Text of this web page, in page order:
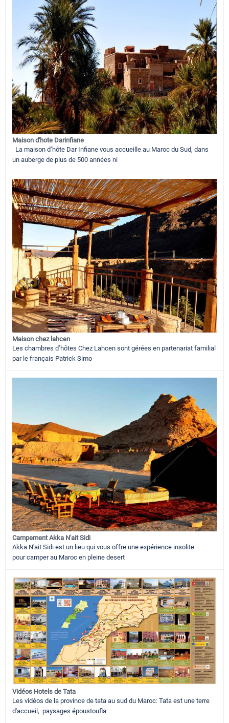
Maison d'hote Darinfiane
La maison d’hôte Dar Infiane vous accueille au Maroc du Sud, dans
un auberge de plus de 500 années ni
Maison chez lahcen
Les chambres d’hôtes Chez Lahcen sont gérées en partenariat familial
par le français Patrick Simo
Campement Akka N'ait Sidi
Akka N'ait Sidi est un lieu qui vous offre une expérience insolite
pour camper au Maroc en pleine desert
Vidéos Hotels de Tata
Les vidéos de la province de tata au sud du Maroc: Tata est une terre
d'accueil, paysages époustoufla